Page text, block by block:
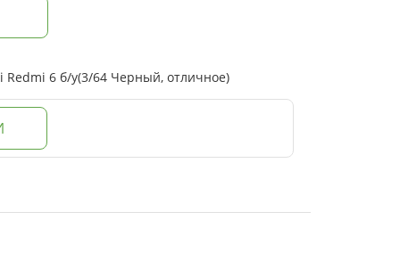
6 б/у(3/64 Черный, отличное)